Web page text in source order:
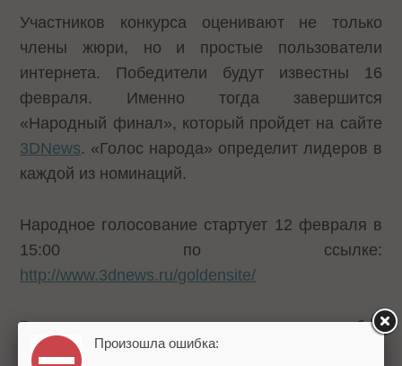
Участников конкурса оценивают не только
члены жюри, но и простые пользователи
интернета. Победители будут известны 16
февраля. Именно тогда завершится
«Народный финал», который пройдет на сайте
3DNews. «Голос народа» определит лидеров в
каждой из номинаций.
Народное голосование стартует 12 февраля в
15:00 по ссылке:
http://www.3dnews.ru/goldensite/
В голосовании может принять участие любой
пользователь без регистрации на сайте.
Произошла ошибка: